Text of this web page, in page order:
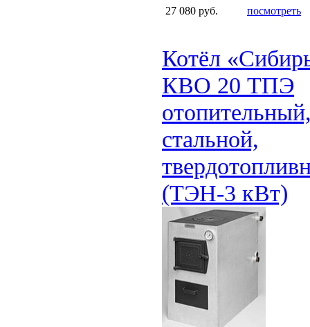
27 080 руб. посмотреть
Котёл
КВО 20 ТПЭ
стальной,
(ТЭН-3 кВт)